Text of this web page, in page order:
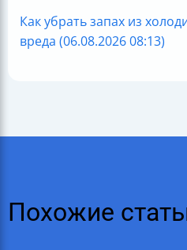
Как убрать запах из
вреда (06.08.2026 08:13)
Похожие